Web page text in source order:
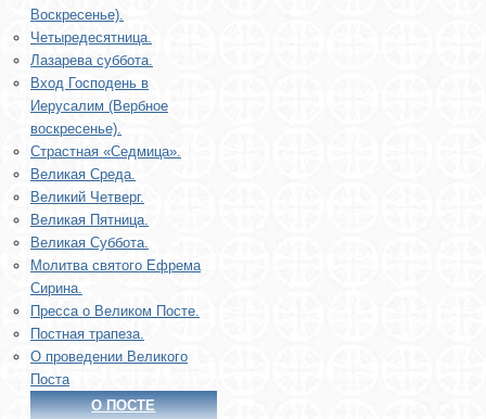
Воскресенье).
Четыредесятница.
Лазарева суббота.
Вход Господень в
Иерусалим (Вербное
воскресенье).
Страстная «Седмица».
Великая Среда.
Великий Четверг.
Великая Пятница.
Великая Суббота.
Молитва святого Ефрема
Сирина.
Пресса о Великом Посте.
Постная трапеза.
О проведении Великого
Поста
О ПОСТЕ